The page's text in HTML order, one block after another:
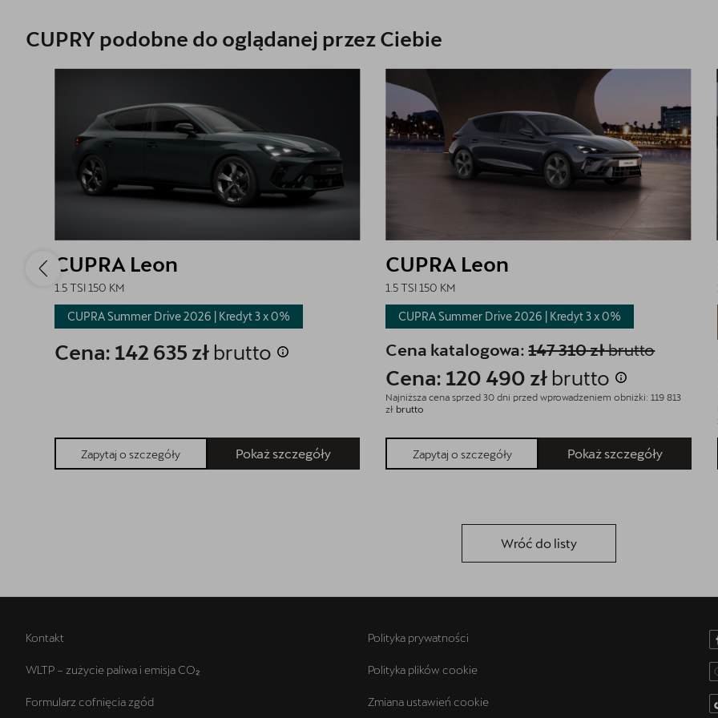
CUPRY podobne do oglądanej przez Ciebie
CUPRA Leon
1.5 TSI 150 KM
CUPRA Summer Drive 2026 | Kredyt 3 x0%
Cena: 142 635 zł brutto
Zapytaj o szczegóły Pokaż szczegóły
CUPRA Leon
1.5 TSI 150 KM
CUPRA Summer Drive 2026 | Kredyt 3 x0%
Cena katalogowa: 147 310 złbrutto
Cena: 120 490 zł brutto
Najniższa cena sprzed 30 dni przed wprowadzeniem obniżki: 119 813
zł brutto
Zapytaj o szczegóły Pokaż szczegóły
Wróć do listy
Kontakt
WLTP – zużycie paliwa i emisja CO₂
Formularz cofnięcia zgód
Polityka prywatności
Polityka plików cookie
Zmiana ustawień cookie